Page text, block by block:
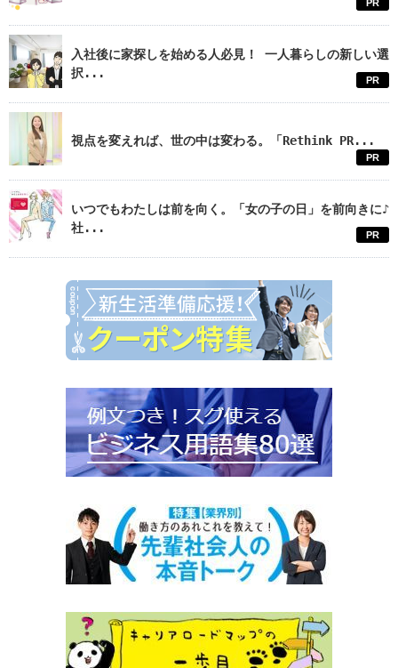
PR
入社後に家探しを始める人必見！ 一人暮らしの新しい選
択...
PR
視点を変えれば、世の中は変わる。「Rethink PR...
PR
いつでもわたしは前を向く。「女の子の日」を前向きに♪
社...
PR